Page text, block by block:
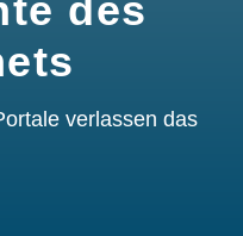
des
verlassen das